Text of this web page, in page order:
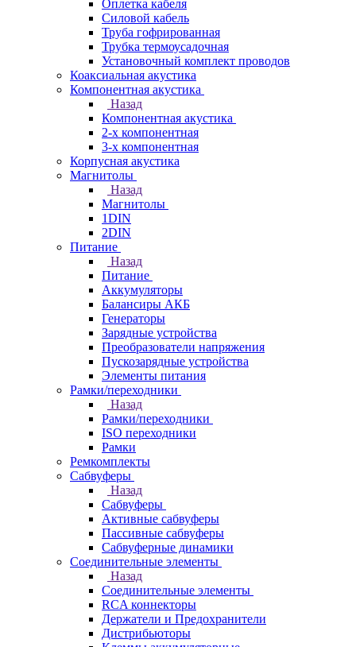
Оплетка кабеля
Силовой кабель
Труба гофрированная
Трубка термоусадочная
Установочный комплект проводов
Коаксиальная акустика
Компонентная акустика
Назад
Компонентная акустика
2-х компонентная
3-х компонентная
Корпусная акустика
Магнитолы
Назад
Магнитолы
1DIN
2DIN
Питание
Назад
Питание
Аккумуляторы
Балансиры АКБ
Генераторы
Зарядные устройства
Преобразователи напряжения
Пускозарядные устройства
Элементы питания
Рамки/переходники
Назад
Рамки/переходники
ISO переходники
Рамки
Ремкомплекты
Сабвуферы
Назад
Сабвуферы
Активные сабвуферы
Пассивные сабвуферы
Сабвуферные динамики
Соединительные элементы
Назад
Соединительные элементы
RCA коннекторы
Держатели и Предохранители
Дистрибьюторы